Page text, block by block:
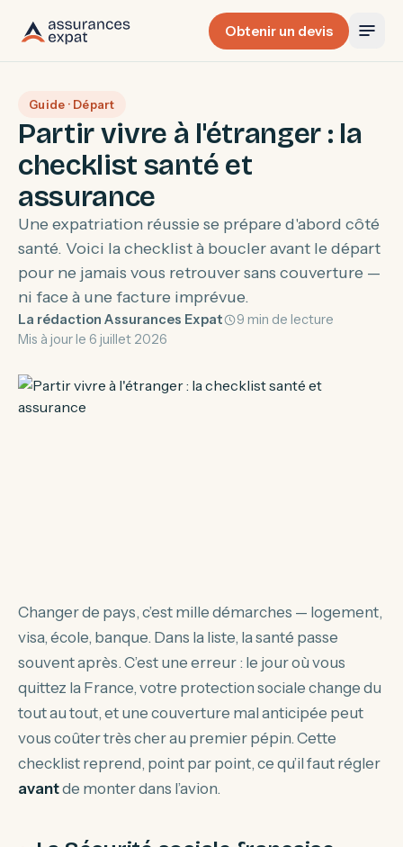
Obtenir un devis
Guide · Départ
Partir vivre à l'étranger : la
checklist santé et
assurance
Une expatriation réussie se prépare d'abord côté
santé. Voici la checklist à boucler avant le départ
pour ne jamais vous retrouver sans couverture —
ni face à une facture imprévue.
La rédaction Assurances Expat
9 min de lecture
Mis à jour le 6 juillet 2026
Changer de pays, c’est mille démarches — logement,
visa, école, banque. Dans la liste, la santé passe
souvent après. C’est une erreur : le jour où vous
quittez la France, votre protection sociale change du
tout au tout, et une couverture mal anticipée peut
vous coûter très cher au premier pépin. Cette
checklist reprend, point par point, ce qu’il faut régler
avantde monter dans l’avion.